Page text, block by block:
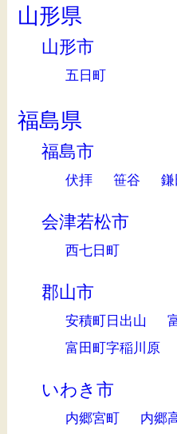
山形県
山形市
五日町
福島県
福島市
伏拝 笹谷
会津若松市
西七日町
郡山市
安積町日出山
富田町字稲川原
いわき市
内郷宮町 内郷